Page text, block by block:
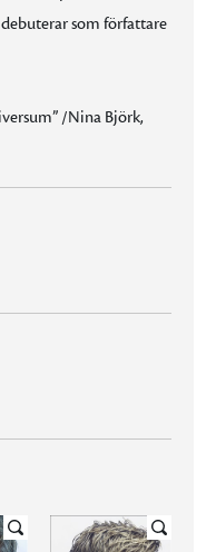
som författare
/Nina Björk,